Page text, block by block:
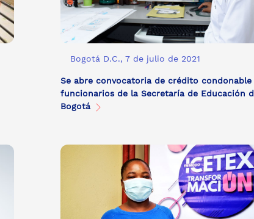
Bogotá D.C., 7 de julio de 2021
Se abre convocatoria de crédito condonable
funcionarios de la Secretaría de Educación
Bogotá